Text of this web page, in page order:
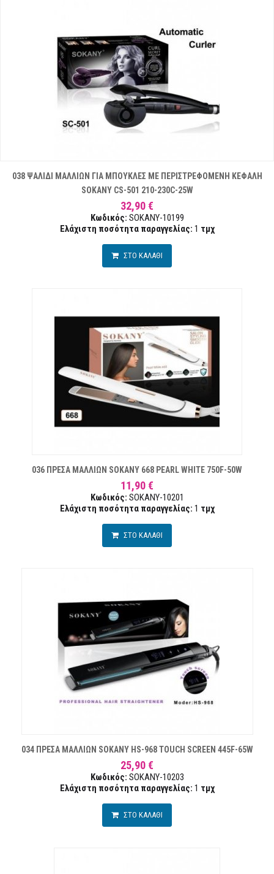
038 ΨΑΛΙΔΙ ΜΑΛΛΙΩΝ ΓΙΑ ΜΠΟΥΚΛΕΣ ΜΕ ΠΕΡΙΣΤΡΕΦΟΜΕΝΗ ΚΕΦΑΛΗ
SOKANY CS-501 210-230C-25W
32,90 €
Κωδικός: SOKANY-10199
Ελάχιστη ποσότητα παραγγελίας: 1 τμχ
ΣΤΟ ΚΑΛΑΘΙ
036 ΠΡΕΣΑ ΜΑΛΛΙΩΝ SOKANY 668 PEARL WHITE 750F-50W
11,90 €
Κωδικός: SOKANY-10201
Ελάχιστη ποσότητα παραγγελίας: 1 τμχ
ΣΤΟ ΚΑΛΑΘΙ
034 ΠΡΕΣΑ ΜΑΛΛΙΩΝ SOKANY HS-968 TOUCH SCREEN 445F-65W
25,90 €
Κωδικός: SOKANY-10203
Ελάχιστη ποσότητα παραγγελίας: 1 τμχ
ΣΤΟ ΚΑΛΑΘΙ